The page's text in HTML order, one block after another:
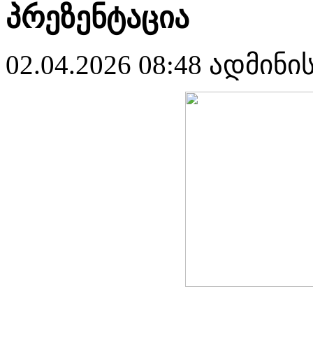
პრეზენტაცია
02.04.2026 08:48